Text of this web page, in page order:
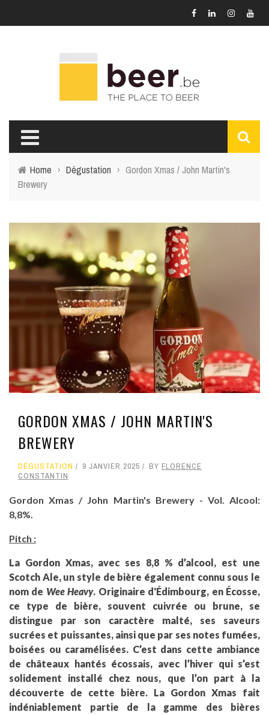
Home › Dégustation › Gordon Xmas / John Martin's
Brewery
GORDON XMAS / JOHN MARTIN'S
BREWERY
DÉGUSTATION 9 JANVIER 2025 BY FLORENCE
CONSTANTIN
Gordon Xmas / John Martin's Brewery - Vol. Alcool:
8,8%.
Pitch :
La Gordon Xmas, avec ses 8,8 % d’alcool, est une
Scotch Ale, un style de bière également connu sous le
nom de Wee Heavy. Originaire d'Édimbourg, en Écosse,
ce type de bière, souvent cuivrée ou brune, se
distingue par son caractère malté, ses saveurs
sucrées et puissantes, ainsi que par ses notes fumées,
boisées ou caramélisées. C’est dans cette ambiance
de châteaux hantés écossais, avec l’hiver qui s’est
solidement installé chez nous, que l’on part à la
découverte de cette bière. La Gordon Xmas fait
indéniablement partie de la gamme des bières